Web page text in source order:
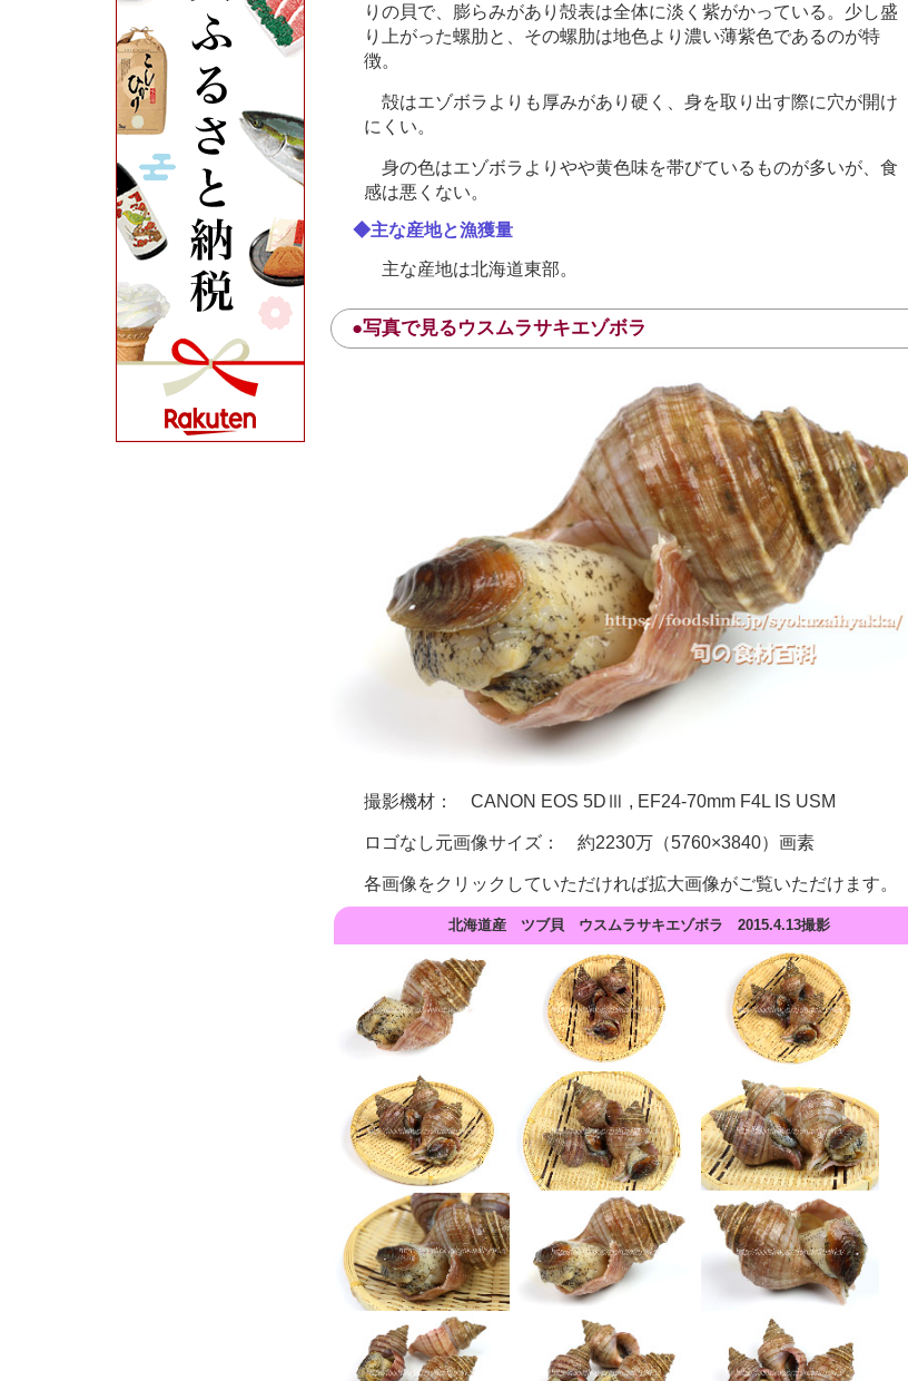
りの貝で、膨らみがあり殻表は全体に淡く紫がかっている。少し盛
り上がった螺肋と、その螺肋は地色より濃い薄紫色であるのが特
徴。
殻はエゾボラよりも厚みがあり硬く、身を取り出す際に穴が開け
にくい。
身の色はエゾボラよりやや黄色味を帯びているものが多いが、食
感は悪くない。
◆主な産地と漁獲量
主な産地は北海道東部。
●写真で見るウスムラサキエゾボラ
撮影機材： CANON EOS 5DⅢ , EF24-70mm F4L IS USM
ロゴなし元画像サイズ： 約2230万（5760×3840）画素
各画像をクリックしていただければ拡大画像がご覧いただけます。
北海道産 ツブ貝 ウスムラサキエゾボラ 2015.4.13撮影